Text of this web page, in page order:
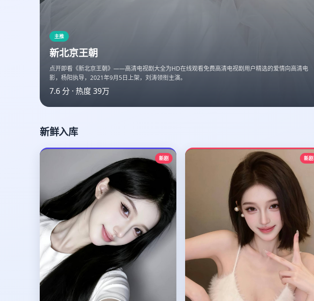
主推
新北京王朝
点开即看《新北京王朝》——高清电视剧大全为HD在线观看免费高清电视剧用户精选的爱情向高清电
影，杨阳执导，2021年9月5日上架，刘涛领衔主演。
7.6 分 · 热度39万
新鲜入库
新剧 新剧